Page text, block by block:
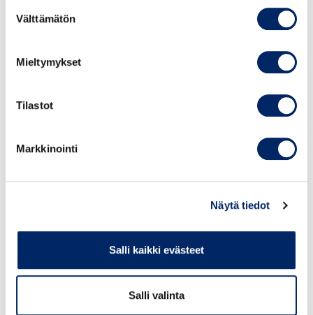
valinta
Välttämätön
Mieltymykset
Tilastot
Markkinointi
Näytä tiedot
Salli kaikki evästeet
Salli valinta
VASTUULLISUUDEN RATKAISUT 2025
yritysjohdolle ymmärryksen kasvattamiseksi:
PK-yrityksen vastuullisuusvalmennus
Suuri ilmasto- ja energiapäivä
Koulutusratkaisut vastuullisuuden käytännön
Kestävyysraportointi käytännössä -koulutus
Työkalut vastuullisuuden ylläpitämiseen